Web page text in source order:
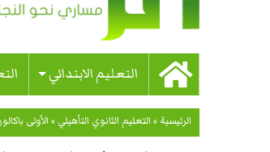
التعليم الابتدائي
الرئيسية »التعليم الثانوي التأهيلي »الأولى